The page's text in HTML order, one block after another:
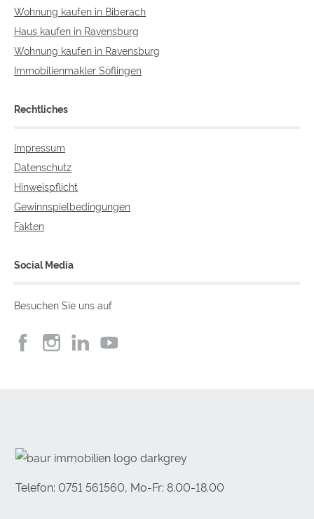
Wohnung kaufen in Biberach
Haus kaufen in Ravensburg
Wohnung kaufen in Ravensburg
Immobilienmakler Söflingen
Rechtliches
Impressum
Datenschutz
Hinweispflicht
Gewinnspielbedingungen
Fakten
Social Media
Besuchen Sie uns auf
Telefon: 0751 561560, Mo-Fr: 8.00-18.00